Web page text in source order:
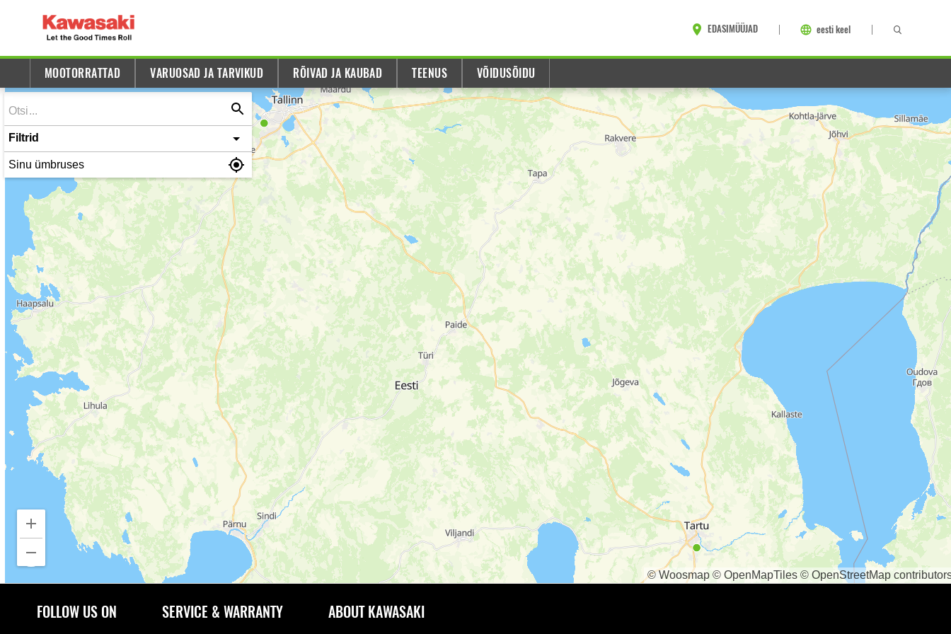
EDASIMÜÜJAD eesti keel
MOOTORRATTAD VARUOSAD JA TARVIKUD RÕIVAD JA KAUBAD TEENUS VÕIDUSÕIDU
Filtrid
Sinu ümbruses
© Woosmap © OpenMapTiles © OpenStreetMap
FOLLOW US ON SERVICE & WARRANTY ABOUT KAWASAKI